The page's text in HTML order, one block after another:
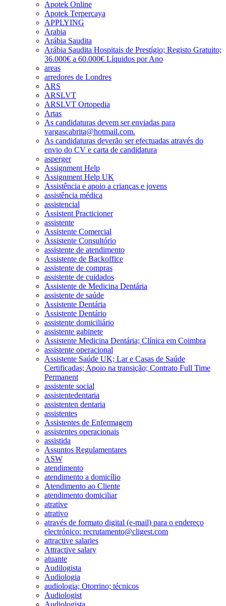
Apotek Online
Apotek Terpercaya
APPLYING
Arabia
Arábia Saudita
Arábia Saudita Hospitais de Prestígio; Registo Gratuito;
36.000€ a 60.000€ Líquidos por Ano
areas
arredores de Londres
ARS
ARSLVT
ARSLVT Ortopedia
Artas
As candidaturas devem ser enviadas para
vargascabrita@hotmail.com.
As candidaturas deverão ser efectuadas através do
envio do CV e carta de candidatura
asperger
Assignment Help
Assignment Help UK
Assistência e apoio a crianças e jovens
assistência médica
assistencial
Assistent Practicioner
assistente
Assistente Comercial
Assistente Consultório
assistente de atendimento
Assistente de Backoffice
assistente de compras
assistente de cuidados
Assistente de Medicina Dentária
assistente de saúde
Assistente Dentária
Assistente Dentário
assistente domiciliário
assistente gabinete
Assistente Medicina Dentária; Clínica em Coimbra
assistente operacional
Assistente Saúde UK; Lar e Casas de Saúde
Certificadas; Apoio na transição; Contrato Full Time
Permanent
assistente social
assistentedentaria
assistenten dentaria
assistentes
Assistentes de Enfermagem
assistentes operacionais
assistida
Assuntos Regulamentares
ASW
atendimento
atendimento a domicílio
Atendimento ao Cliente
atendimento domiciliar
atrative
atrativo
através de formato digital (e-mail) para o endereço
electrónico: recrutamento@cligest.com
attractive salaries
Attractive salary
atuante
Audilogista
Audiologia
audiologia; Otorrino; técnicos
Audiologist
Audiologista